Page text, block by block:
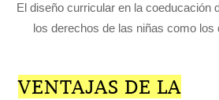
El diseño curricular en la coeducación
los derechos de las niñas como los
VENTAJAS DE LA